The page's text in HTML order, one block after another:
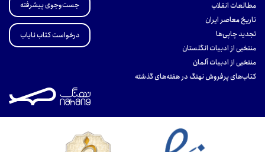
مطالعات انقلاب
تاریخ معاصر ایران
تجدید چاپی‌ها
منتخبی از ادبیات انگلستان
منتخبی از ادبیات آلمان
کتاب‌های پرفروش نهنگ در هفته‌های گذشته
جست‌وجوی پیشرفته
درخواست کتاب نایاب